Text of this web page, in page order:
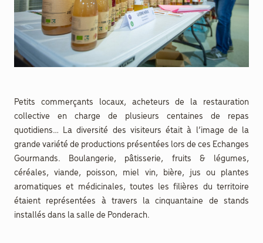
Petits commerçants locaux, acheteurs de la restauration
collective en charge de plusieurs centaines de repas
quotidiens… La diversité des visiteurs était à l’image de la
grande variété de productions présentées lors de ces Echanges
Gourmands. Boulangerie, pâtisserie, fruits & légumes,
céréales, viande, poisson, miel vin, bière, jus ou plantes
aromatiques et médicinales, toutes les filières du territoire
étaient représentées à travers la cinquantaine de stands
installés dans la salle de Ponderach.